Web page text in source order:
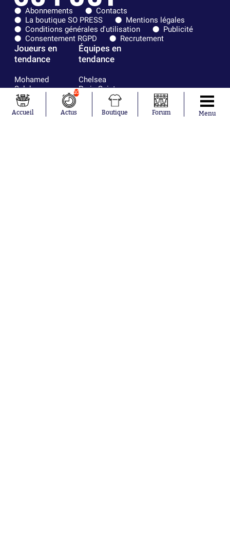
Abonnements
Contacts
La boutique SO PRESS
Mentions légales
Conditions générales d'utilisation
Publicité
Consentement RGPD
Recrutement
Joueurs en
tendance
Mohamed
Salah
Mykhailo
Mudryk
Neymar
Équipes en
tendance
Chelsea
Paris Saint-
Germain
Olympique
Accueil
10
Actus Boutique Forum Menu